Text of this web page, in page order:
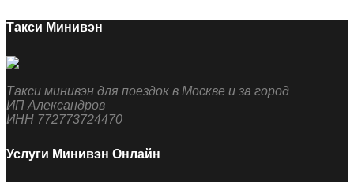
Такси Минивэн
Такси минивэн для поездок в Москве и за город
ИП Александров
ИНН 772773724470
Услуги Минивэн Онлайн